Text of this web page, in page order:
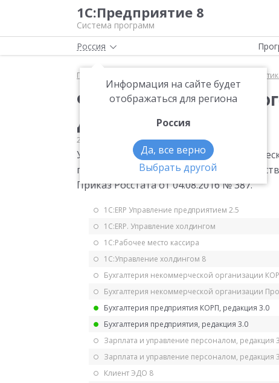
1С:Предприятие 8
Система программ
Россия
Информация на сайте будет
отображаться для региона
Россия
Да, все верно
Выбрать другой
Главная
Форма
для 2017 года
21.09.2014 Статистика
Утверждена месячная форма
производстве и отгрузке
Приказ Росстата от 04.08.2016 № 387.
1С:ERP Управление предприятием 2.5
1С:ERP. Управление холдингом
1С:Рабочее место кассира
1С:Управление холдингом 8
Бухгалтерия некоммерческой организации
Бухгалтерия некоммерческой организации
Бухгалтерия предприятия КОРП, редакция 3.0
Бухгалтерия предприятия, редакция 3.0
Зарплата и управление персоналом, редакция 3
Зарплата и управление персоналом, редакция
Клиент ЭДО 8